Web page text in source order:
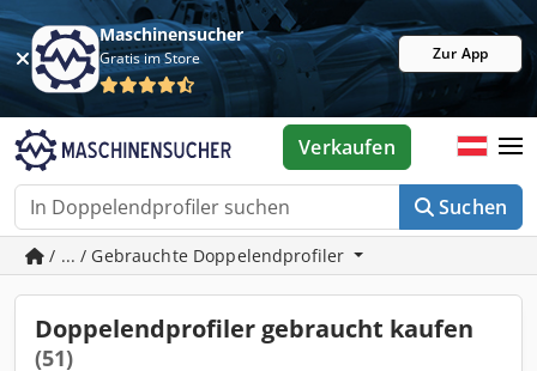
Maschinensucher
Gratis im Store Zur App
Suchen
Verkaufen
/ ... / Gebrauchte Doppelendprofiler
Doppelendprofiler gebraucht kaufen
(51)